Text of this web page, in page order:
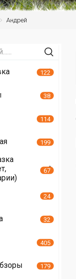
Андрей
122
38
114
199
67
24
32
405
179